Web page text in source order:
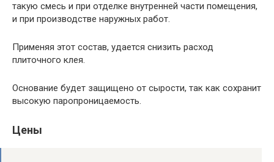
такую смесь и при отделке внутренней части помещения,
и при производстве наружных работ.
Применяя этот состав, удается снизить расход
плиточного клея.
Основание будет защищено от сырости, так как сохранит
высокую паропроницаемость.
Цены